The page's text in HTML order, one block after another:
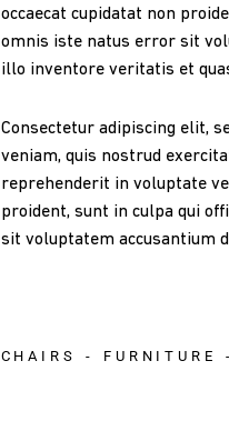
occaecat cupidatat non
omnis iste natus error sit
illo inventore veritatis et
Consectetur adipiscing elit,
veniam, quis nostrud
reprehenderit in voluptate
proident, sunt in culpa qui
sit voluptatem accusantium
CHAIRS FURNITURE